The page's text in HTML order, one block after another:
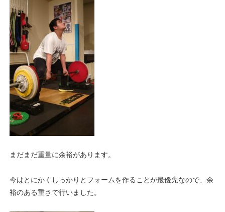
まだまだ重量に余裕があります。
今はとにかくしっかりとフォームを作ることが最優先なので、余
裕のある重さで行いました。